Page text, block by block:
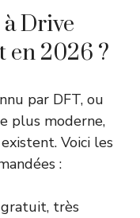
Drive
en 2026 ?
par DFT, ou
plus moderne,
Voici les
:
très